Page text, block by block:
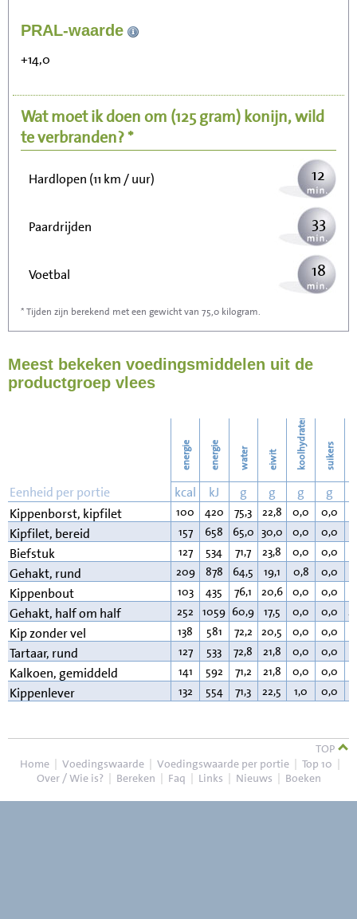
PRAL-waarde
+14,0
Wat moet ik doen om (125 gram)konijn, wild
te verbranden? *
Zitten, tv kijken
Wandelen (5 km/uur) 30
Hardlopen (11 km / uur) 12
Paardrijden 33
Voetbal 18
Stofzuigen
Strijken 58
67
* Tijden zijn berekend met een gewicht van 75,0 kilogram.
Meest bekeken voedingsmiddelen uit de
productgroep vlees
energie energie water eiwit koolhydraten suikers
Eenheid per portie kcal kJ g g g g
Kippenborst, kipfilet
100 420 75,3 22,8 0,0 0,0
Kipfilet, bereid 157 658 65,0 30,0 0,0 0,0
Biefstuk 127 534 71,7 23,8 0,0 0,0
Gehakt, rund 209 878 64,5 19,1 0,8 0,0
Kippenbout 103 435 76,1 20,6 0,0 0,0
Gehakt, half om half 252 1059 60,9 17,5 0,0 0,0
Kip zonder vel 138 581 72,2 20,5 0,0 0,0
Tartaar, rund 127 533 72,8 21,8 0,0 0,0
Kalkoen, gemiddeld 141 592 71,2 21,8 0,0 0,0
Kippenlever 132 554 71,3 22,5 1,0 0,0
TOP
Home | Voedingswaarde | Voedingswaarde per portie | Top 10 |
Over / Wie is? | Bereken | Faq | Links | Nieuws | Boeken